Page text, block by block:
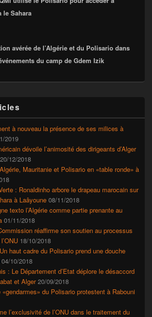
le Sahara
: avérée de l’Algérie et du Polisario dans
du camp de Gdem Izik
à nouveau la présence de ses milices à
2019
dévoile l’animosité des dirigeants d’Alger
20/12/2018
Mauritanie et Polisario en «table ronde» à
: Ronaldinho arbore le drapeau marocain sur
à Laâyoune 08/11/2018
texto l’Algérie comme partie prenante au
01/11/2018
réaffirme son soutien au processus
18/10/2018
haut cadre du Polisario prend une douche
04/10/2018
: Le Département d’Etat déplore le désaccord
et Alger 20/09/2018
«gendarmes» du Polisario protestent à Rabouni
l’exclusivité de l’ONU dans le traitement du